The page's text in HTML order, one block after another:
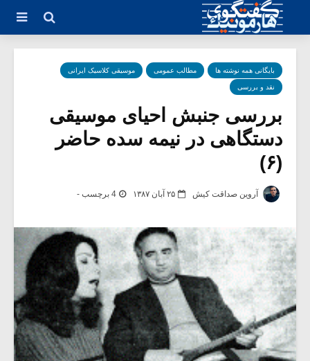
بایگانی همه نوشته ها مطالب عمومی موسیقی کلاسیک ایرانی
نقد و بررسی
بررسی جنبش احیای موسیقی
دستگاهی در نیمه سده‌ حاضر
(۶)
آروین صداقت کیش ۲۵ آبان ۱۳۸۷ 4 برچسب -